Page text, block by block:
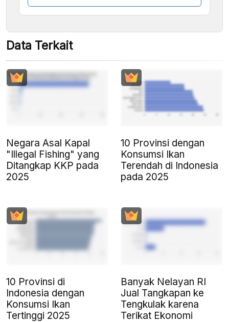
Data Terkait
Negara Asal Kapal
"Illegal Fishing" yang
Ditangkap KKP pada
2025
10 Provinsi dengan
Konsumsi Ikan
Terendah di Indonesia
pada 2025
10 Provinsi di
Indonesia dengan
Konsumsi Ikan
Tertinggi 2025
Banyak Nelayan RI
Jual Tangkapan ke
Tengkulak karena
Terikat Ekonomi